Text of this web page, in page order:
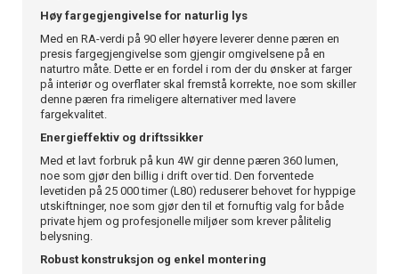
Høy fargegjengivelse for naturlig lys
Med en RA-verdi på 90 eller høyere leverer denne pæren en
presis fargegjengivelse som gjengir omgivelsene på en
naturtro måte. Dette er en fordel i rom der du ønsker at farger
på interiør og overflater skal fremstå korrekte, noe som skiller
denne pæren fra rimeligere alternativer med lavere
fargekvalitet.
Energieffektiv og driftssikker
Med et lavt forbruk på kun 4W gir denne pæren 360 lumen,
noe som gjør den billig i drift over tid. Den forventede
levetiden på 25 000 timer (L80) reduserer behovet for hyppige
utskiftninger, noe som gjør den til et fornuftig valg for både
private hjem og profesjonelle miljøer som krever pålitelig
belysning.
Robust konstruksjon og enkel montering